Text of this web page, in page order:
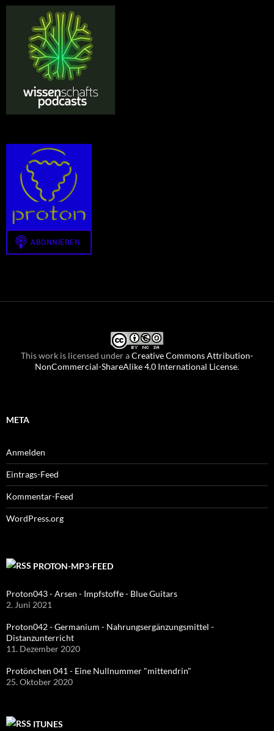
This work is licensed under aCreative Commons Attribution-
NonCommercial-ShareAlike 4.0 International License.
META
Anmelden
Eintrags-Feed
Kommentar-Feed
WordPress.org
PROTON-MP3-FEED
Proton043 - Arsen - Impfstoffe - Blue Guitars
2. Juni 2021
Proton042 - Germanium - Nahrungsergänzungsmittel -
Distanzunterricht
11. Dezember 2020
Protönchen 041 - Eine Nullnummer "mittendrin"
25. Oktober 2020
ITUNES